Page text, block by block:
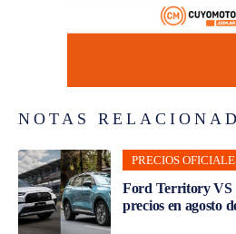
NOTAS
PRECIOS
Ford Territory VS
precios en agosto